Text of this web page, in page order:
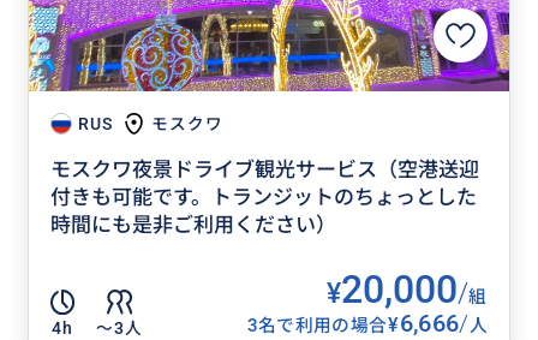
RUS モスクワ
モスクワ夜景ドライブ観光サービス（空港送迎
付きも可能です。トランジットのちょっとした
時間にも是非ご利用ください）
4h 〜3人
¥20,000/組
3名で利用の場合¥6,666/人